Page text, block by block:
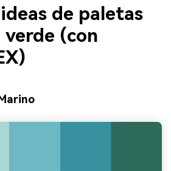
de paletas
verde (con